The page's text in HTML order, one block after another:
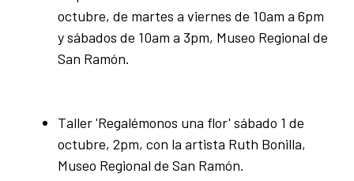
octubre, de martes a viernes de 10am a 6pm
y sábados de 10am a 3pm, Museo Regional de
San Ramón.
Taller 'Regalémonos una flor' sábado 1 de
octubre, 2pm, con la artista Ruth Bonilla,
Museo Regional de San Ramón.